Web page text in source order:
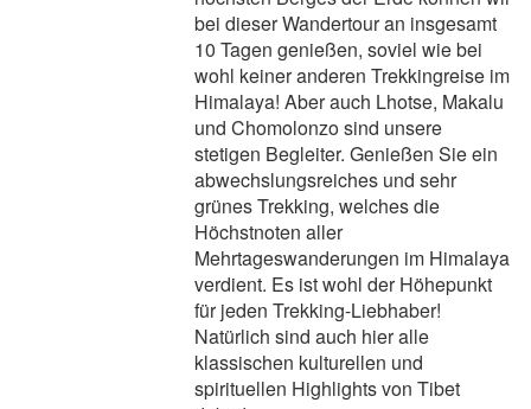
bei dieser Wandertour an insgesamt
10 Tagen genießen, soviel wie bei
wohl keiner anderen Trekkingreise im
Himalaya! Aber auch Lhotse, Makalu
und Chomolonzo sind unsere
stetigen Begleiter. Genießen Sie ein
abwechslungsreiches und sehr
grünes Trekking, welches die
Höchstnoten aller
Mehrtageswanderungen im Himalaya
verdient. Es ist wohl der Höhepunkt
für jeden Trekking-Liebhaber!
Natürlich sind auch hier alle
klassischen kulturellen und
spirituellen Highlights von Tibet